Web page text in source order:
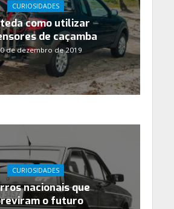
CURIOSIDADES
como utilizar
de caçamba
de dezembro de 2019
CURIOSIDADES
nacionais que
o futuro